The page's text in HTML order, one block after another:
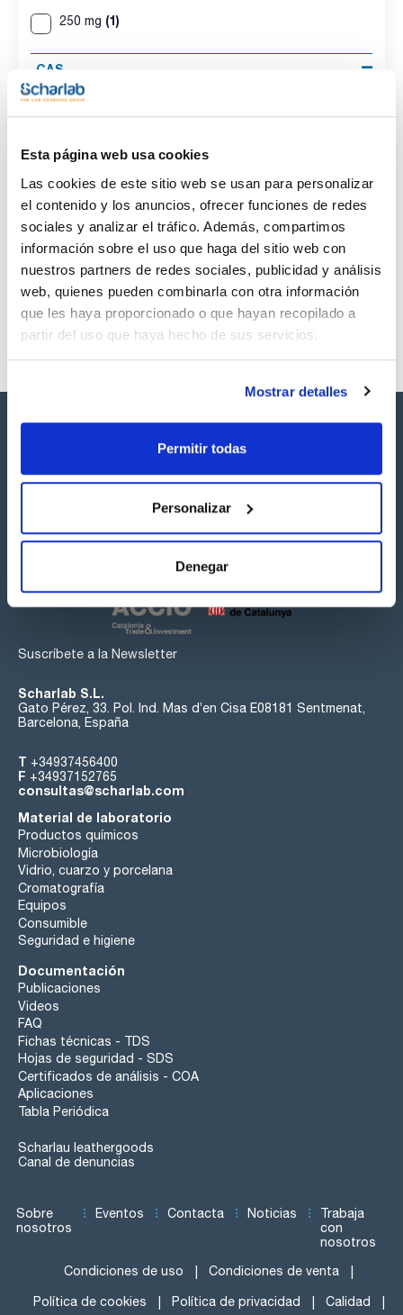
Esta página web usa cookies
Las cookies de este sitio web se usan para personalizar
el contenido y los anuncios, ofrecer funciones de redes
sociales y analizar el tráfico. Además, compartimos
información sobre el uso que haga del sitio web con
nuestros partners de redes sociales, publicidad y análisis
web, quienes pueden combinarla con otra información
que les haya proporcionado o que hayan recopilado a
partir del uso que haya hecho de sus servicios.
Mostrar detalles
Permitir todas
Personalizar
Denegar
250 mg (1)
CAS
[85-44-9]
250 mg [85-44-9]
Referencia
SB17081250
Envase
x250mg
Precio
Comprar
Disponibilidad
Ver stock
Síguenos:
Suscríbete a la Newsletter
Scharlab S.L.
Gato Pérez, 33. Pol. Ind. Mas d’en Cisa E08181 Sentmenat,
Barcelona, España
T +34937456400
F +34937152765
consultas@scharlab.com
Material de laboratorio
Productos químicos
Microbiología
Vidrio, cuarzo y porcelana
Cromatografía
Equipos
Consumible
Seguridad e higiene
Documentación
Publicaciones
Videos
FAQ
Fichas técnicas - TDS
Hojas de seguridad - SDS
Certificados de análisis - COA
Aplicaciones
Tabla Periódica
Scharlau leathergoods
Canal de denuncias
Sobre
nosotros
Eventos Contacta Noticias
Trabaja
con
nosotros
Condiciones de uso Condiciones de venta
Política de cookies Política de privacidad Calidad